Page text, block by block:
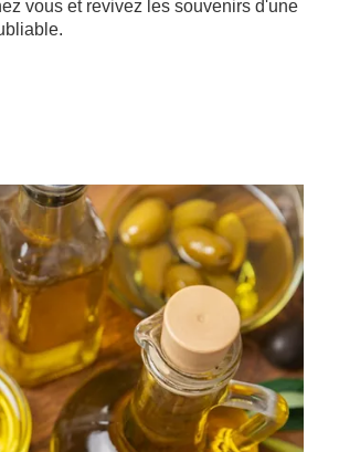
vous et revivez les souvenirs d'une